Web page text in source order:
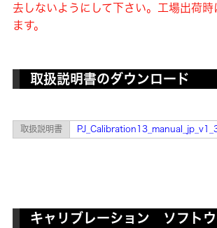
去しないようにして下さい。工場出荷時
ます。
取扱説明書のダウンロード
取扱説明書
キャリブレーション ソフト